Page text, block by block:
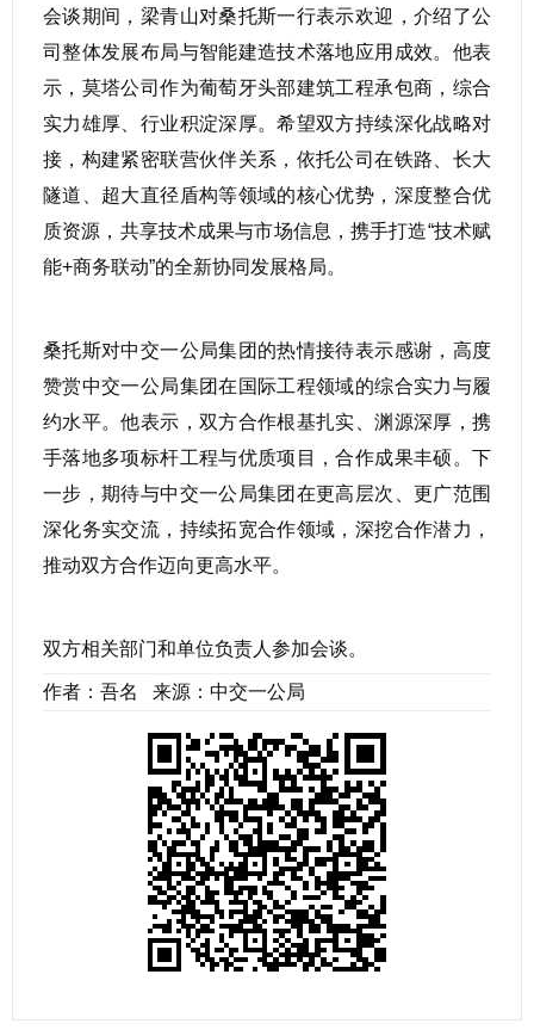
会谈期间，梁青山对桑托斯一行表示欢迎，介绍了公
司整体发展布局与智能建造技术落地应用成效。他表
示，莫塔公司作为葡萄牙头部建筑工程承包商，综合
实力雄厚、行业积淀深厚。希望双方持续深化战略对
接，构建紧密联营伙伴关系，依托公司在铁路、长大
隧道、超大直径盾构等领域的核心优势，深度整合优
质资源，共享技术成果与市场信息，携手打造“技术赋
能+商务联动”的全新协同发展格局。
桑托斯对中交一公局集团的热情接待表示感谢，高度
赞赏中交一公局集团在国际工程领域的综合实力与履
约水平。他表示，双方合作根基扎实、渊源深厚，携
手落地多项标杆工程与优质项目，合作成果丰硕。下
一步，期待与中交一公局集团在更高层次、更广范围
深化务实交流，持续拓宽合作领域，深挖合作潜力，
推动双方合作迈向更高水平。
双方相关部门和单位负责人参加会谈。
作者：吾名 来源：中交一公局